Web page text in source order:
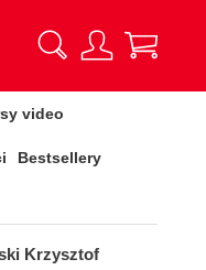
video
Bestsellery
Krzysztof